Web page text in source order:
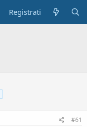
Registrati
#61